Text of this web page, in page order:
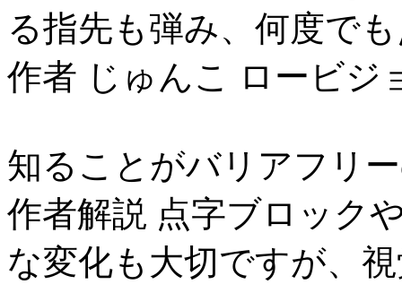
る指先も弾み、何度で
作者 じゅんこ ロービジ
知ることがバリアフリ
作者解説 点字ブロック
な変化も大切ですが、